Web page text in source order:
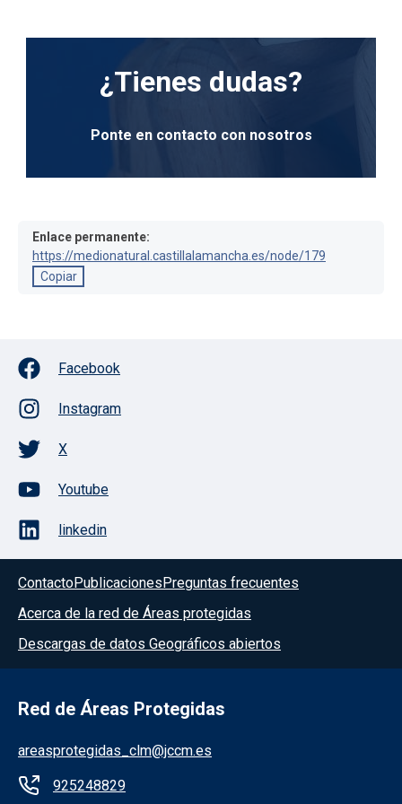
¿Tienes dudas?
Ponte en contacto con nosotros
Enlace permanente:
https://medionatural.castillalamancha.es/node/179
Copiar
Facebook
Instagram
X
Youtube
linkedin
ContactoPublicaciones Preguntas frecuentes
Acerca de la red de Áreas protegidas
Descargas de datos Geográficos abiertos
Red de Áreas Protegidas
areasprotegidas_clm@jccm.es
925248829